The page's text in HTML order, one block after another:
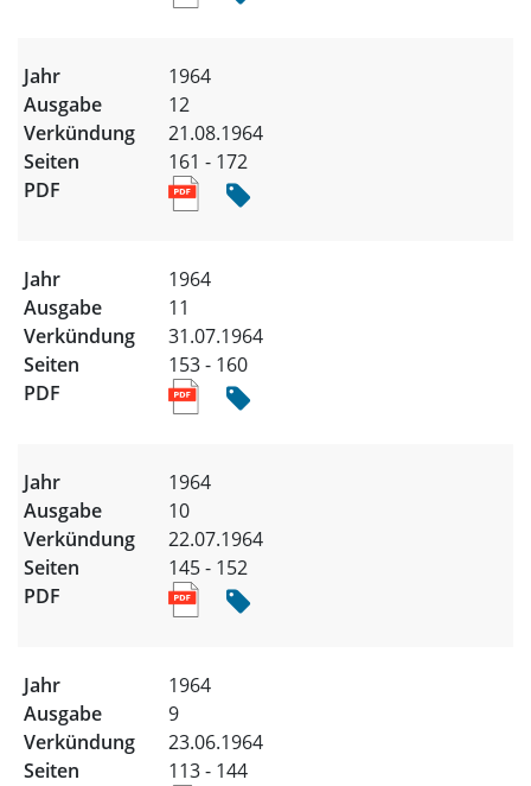
1964
12
21.08.1964
161 - 172
1964
11
31.07.1964
153 - 160
1964
10
22.07.1964
145 - 152
1964
9
23.06.1964
113 - 144